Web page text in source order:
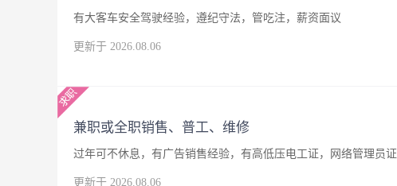
有大客车安全驾驶经验，遵纪守法，管吃注，薪资面议
更新于 2026.08.06
兼职或全职销售、普工、维修
过年可不休息，有广告销售经验，有高低压电工证，网络管理员证
更新于 2026.08.06